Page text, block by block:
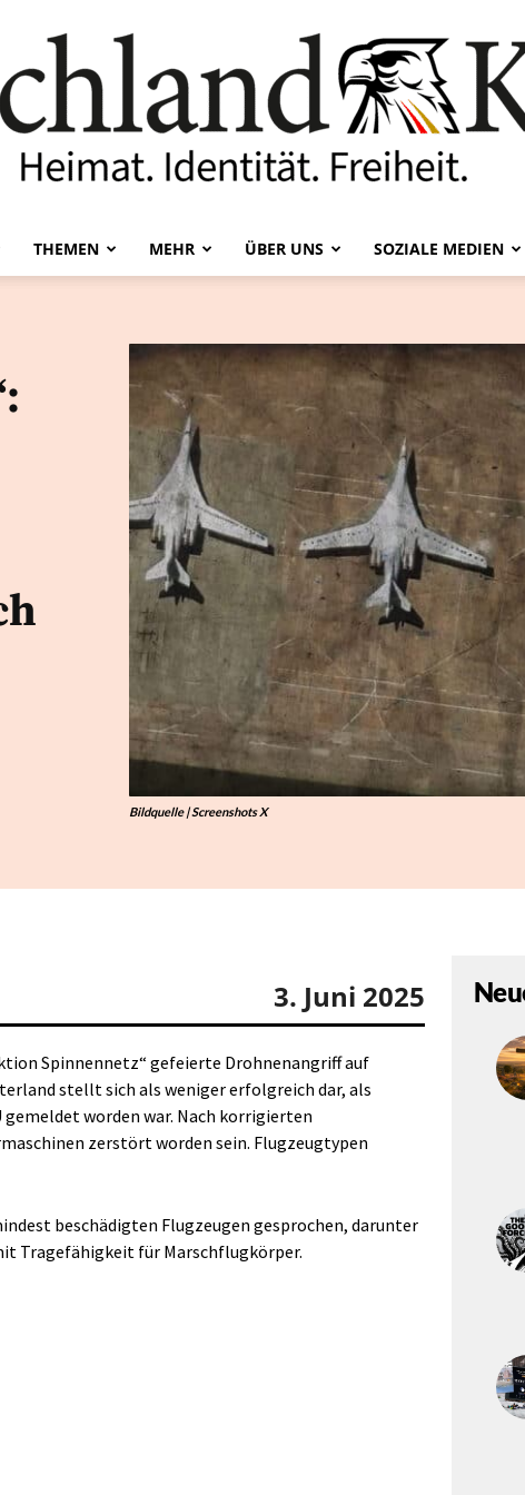
Kurier
THEMEN MEHR ÜBER UNS SOZIALE MEDIEN
Bildquelle | Screenshots X
3. Juni 2025
Spinnennetz“ gefeierte Drohnenangriff auf
stellt sich als weniger erfolgreich dar, als
worden war. Nach korrigierten
zerstört worden sein. Flugzeugtypen
beschädigten Flugzeugen gesprochen, darunter
Tragefähigkeit für Marschflugkörper.